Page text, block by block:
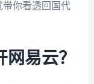
你看透回国代
易云？